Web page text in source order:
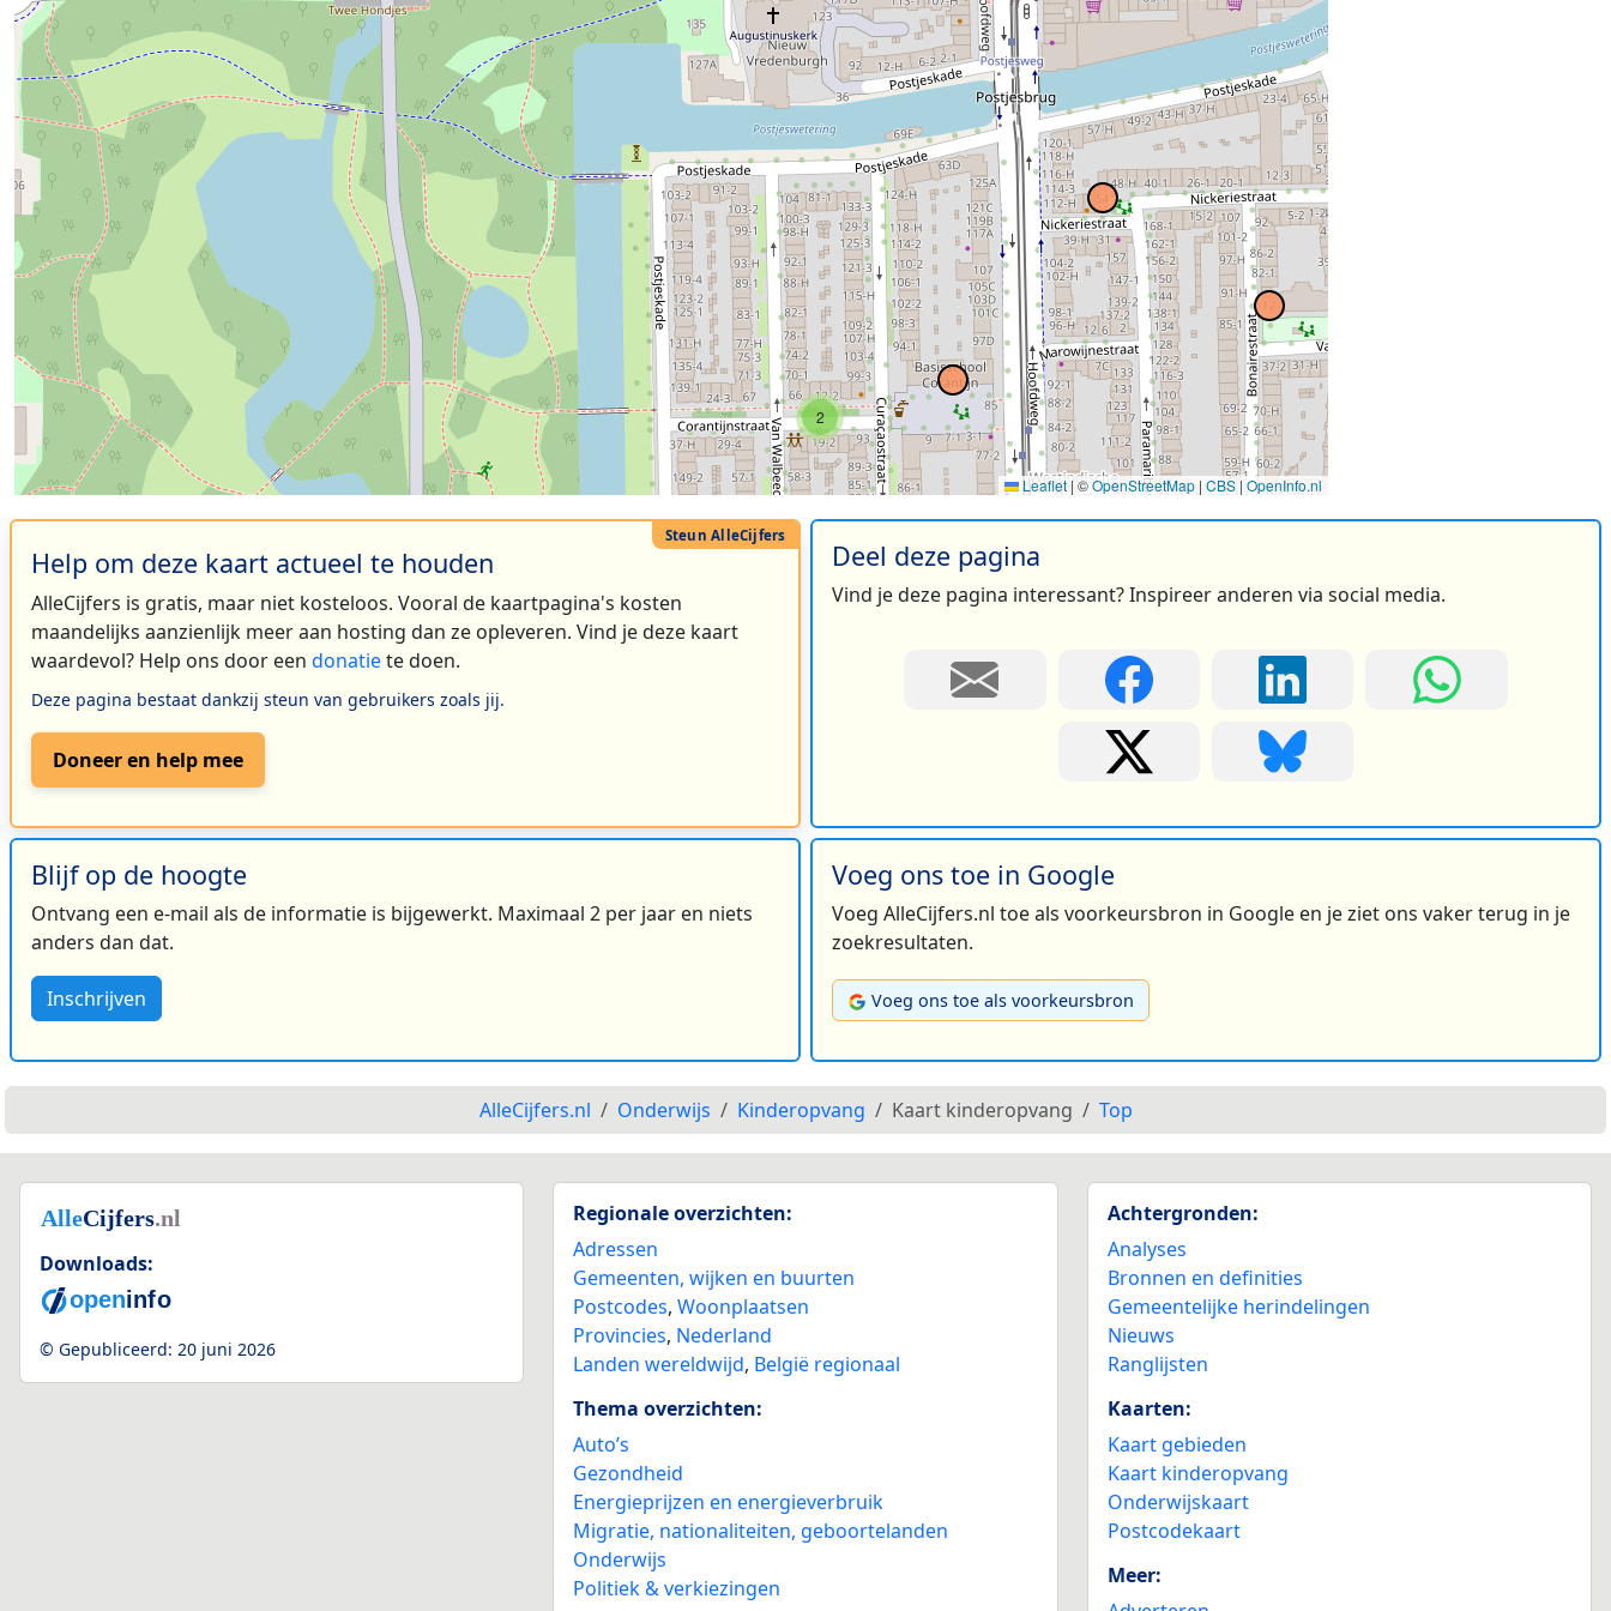
2
2
Leaflet |©OpenStreetMap | CBS | OpenInfo.nl
Help om deze kaart actueel te houden
AlleCijfers is gratis, maar niet kosteloos. Vooral de kaartpagina's kosten
maandelijks aanzienlijk meer aan hosting dan ze opleveren. Vind je deze kaart
waardevol? Help ons door een donatiete doen.
Deze pagina bestaat dankzij steun van gebruikers zoals jij.
Doneer en help mee
Deel deze pagina
Vind je deze pagina interessant? Inspireer anderen via social media.
Blijf op de hoogte
Ontvang een e-mail als de informatie is bijgewerkt. Maximaal 2 per jaar en niets
anders dan dat.
Inschrijven
Voeg ons toe in Google
Voeg AlleCijfers.nl toe als voorkeursbron in Google en je ziet ons vaker terug in je
zoekresultaten.
Voeg ons toe als voorkeursbron
AlleCijfers.nl Onderwijs Kinderopvang Kaart kinderopvang Top
Downloads:
© Gepubliceerd: 20 juni 2026
Regionale overzichten:
Adressen
Gemeenten, wijken en buurten
Postcodes,Woonplaatsen
Provincies, Nederland
Landen wereldwijd, België regionaal
Thema overzichten:
Auto’s
Gezondheid
Energieprijzen en energieverbruik
Migratie, nationaliteiten, geboortelanden
Onderwijs
Politiek & verkiezingen
Achtergronden:
Analyses
Bronnen en definities
Gemeentelijke herindelingen
Nieuws
Ranglijsten
Kaarten:
Kaart gebieden
Kaart kinderopvang
Onderwijskaart
Postcodekaart
Meer: